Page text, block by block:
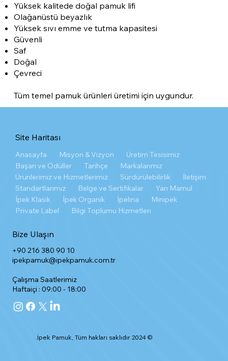
Yüksek kalitede doğal pamuk lifi
Olağanüstü beyazlık
Yüksek sıvı emme ve tutma kapasitesi
Güvenli
Saf
Doğal
Çevreci
Tüm temel pamuk ürünleri üretimi için uygundur.
© 2024 İpek Pamuk, Tüm hakları saklıdır.
Bize Ulaşın
+90 216 380 90 10
ipekpamuk@ipekpamuk.com.tr
Çalışma Saatlerimiz
Haftaiçi : 09:00 - 18:00
Site Haritası
Anasayfa Misyon & Vizyon
Üretim Tesisimiz
Başarı ve Ödüller
Tarihçe
Markalarımız
Ürünlerimiz ve Hizmetlerimiz
Sürdürülebilirlik
İletişim
Standartlarımız
Belge ve Sertifikalar
Yarı Mamul
İpek Klasik
İpek Organik İpelina
Minipek
Private Label
Bilgi Toplumu Hizmetleri